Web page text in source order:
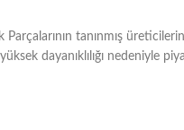
tanınmış
dayanıklılığı nedeniyle